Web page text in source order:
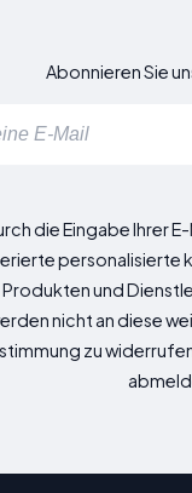
Abonnieren Sie
die Eingabe Ihrer
personalisierte
und
nicht an diese
zu